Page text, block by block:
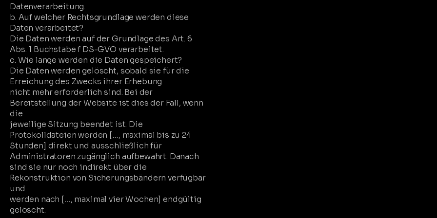
Datenverarbeitung.
b. Auf welcher Rechtsgrundlage werden diese
Daten verarbeitet?
Die Daten werden auf der Grundlage des Art. 6
Abs. 1 Buchstabe f DS-GVO verarbeitet.
c. Wie lange werden die Daten gespeichert?
Die Daten werden gelöscht, sobald sie für die
Erreichung des Zwecks ihrer Erhebung
nicht mehr erforderlich sind. Bei der
Bereitstellung der Website ist dies der Fall, wenn
die
jeweilige Sitzung beendet ist. Die
Protokolldateien werden […, maximal bis zu 24
Stunden] direkt und ausschließlich für
Administratoren zugänglich aufbewahrt. Danach
sind sie nur noch indirekt über die
Rekonstruktion von Sicherungsbändern verfügbar
und
werden nach […, maximal vier Wochen] endgültig
gelöscht.